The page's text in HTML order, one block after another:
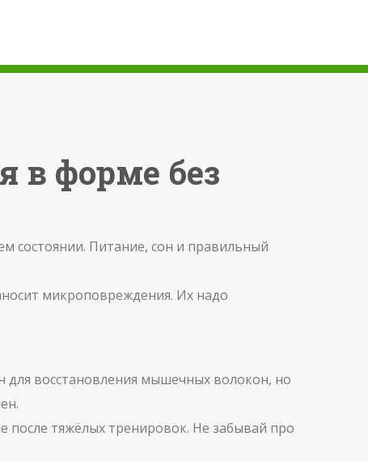
в форме без
состоянии. Питание, сон и правильный
микроповреждения. Их надо
для восстановления мышечных волокон, но
после тяжёлых тренировок. Не забывай про